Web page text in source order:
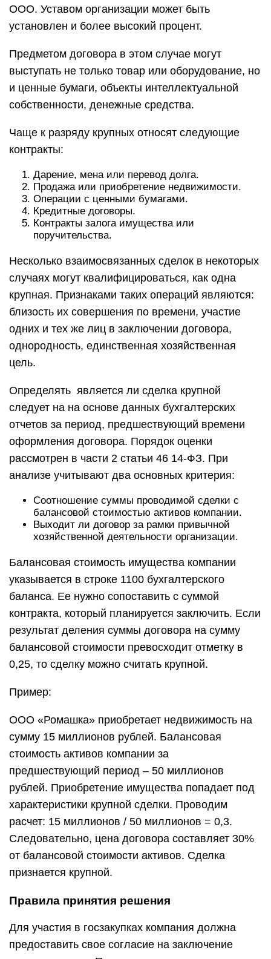
ООО. Уставом организации может быть
установлен и более высокий процент.
Предметом договора в этом случае могут
выступать не только товар или оборудование, но
и ценные бумаги, объекты интеллектуальной
собственности, денежные средства.
Чаще к разряду крупных относят следующие
контракты:
Дарение, мена или перевод долга.
Продажа или приобретение недвижимости.
Операции с ценными бумагами.
Кредитные договоры.
Контракты залога имущества или
поручительства.
Несколько взаимосвязанных сделок в некоторых
случаях могут квалифицироваться, как одна
крупная. Признаками таких операций являются:
близость их совершения по времени, участие
одних и тех же лиц в заключении договора,
однородность, единственная хозяйственная
цель.
Определять является ли сделка крупной
следует на на основе данных бухгалтерских
отчетов за период, предшествующий времени
оформления договора. Порядок оценки
рассмотрен в части 2 статьи 46 14-ФЗ. При
анализе учитывают два основных критерия:
Соотношение суммы проводимой сделки с
балансовой стоимостью активов компании.
Выходит ли договор за рамки привычной
хозяйственной деятельности организации.
Балансовая стоимость имущества компании
указывается в строке 1100 бухгалтерского
баланса. Ее нужно сопоставить с суммой
контракта, который планируется заключить. Если
результат деления суммы договора на сумму
балансовой стоимости превосходит отметку в
0,25, то сделку можно считать крупной.
Пример:
ООО «Ромашка» приобретает недвижимость на
сумму 15 миллионов рублей. Балансовая
стоимость активов компании за
предшествующий период – 50 миллионов
рублей. Приобретение имущества попадает под
характеристики крупной сделки. Проводим
расчет: 15 миллионов / 50 миллионов = 0,3.
Следовательно, цена договора составляет 30%
от балансовой стоимости активов. Сделка
признается крупной.
Правила принятия решения
Для участия в госзакупках компания должна
предоставить свое согласие на заключение